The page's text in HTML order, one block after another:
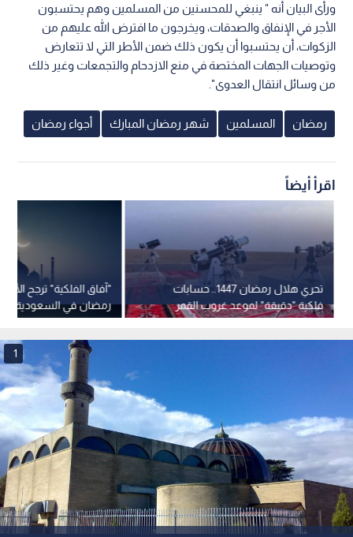
ورأى البيان أنه " ينبغي للمحسنين من المسلمين وهم يحتسبون
الأجر في الإنفاق والصدقات، ويخرجون ما افترض الله عليهم من
الزكوات، أن يحتسبوا أن يكون ذلك ضمن الأطر التي لا تتعارض
وتوصيات الجهات المختصة في منع الازدحام والتجمعات وغير ذلك
من وسائل انتقال العدوى".
رمضان المسلمين شهر رمضان المبارك أجواء رمضان
اقرأ أيضاً
"آفاق الفلكية" ترجح
رمضان في السعودية
تحري هلال رمضان 1447.. حسابات
فلكية "دقيقة" لموعد غروب القمر
الثلاثاء - صور
1